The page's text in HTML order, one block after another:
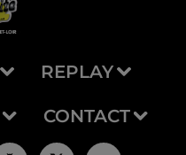
REPLAY
CONTACT